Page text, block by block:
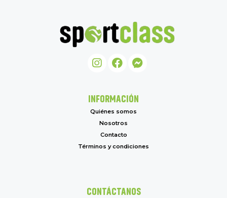
INFORMACIÓN
Quiénes somos
Nosotros
Contacto
Términos y condiciones
CONTÁCTANOS